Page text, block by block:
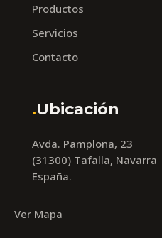
Productos
Servicios
Contacto
.Ubicación
Avda. Pamplona, 23
(31300) Tafalla, Navarra
España.
Ver Mapa